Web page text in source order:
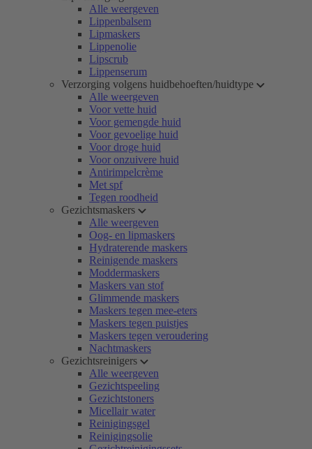
Alle weergeven
Lippenbalsem
Lipmaskers
Lippenolie
Lipscrub
Lippenserum
Verzorging volgens huidbehoeften/huidtype
Alle weergeven
Voor vette huid
Voor gemengde huid
Voor gevoelige huid
Voor droge huid
Voor onzuivere huid
Antirimpelcrème
Met spf
Tegen roodheid
Gezichtsmaskers
Alle weergeven
Oog- en lipmaskers
Hydraterende maskers
Reinigende maskers
Moddermaskers
Maskers van stof
Glimmende maskers
Maskers tegen mee-eters
Maskers tegen puistjes
Maskers tegen veroudering
Nachtmaskers
Gezichtsreinigers
Alle weergeven
Gezichtspeeling
Gezichtstoners
Micellair water
Reinigingsgel
Reinigingsolie